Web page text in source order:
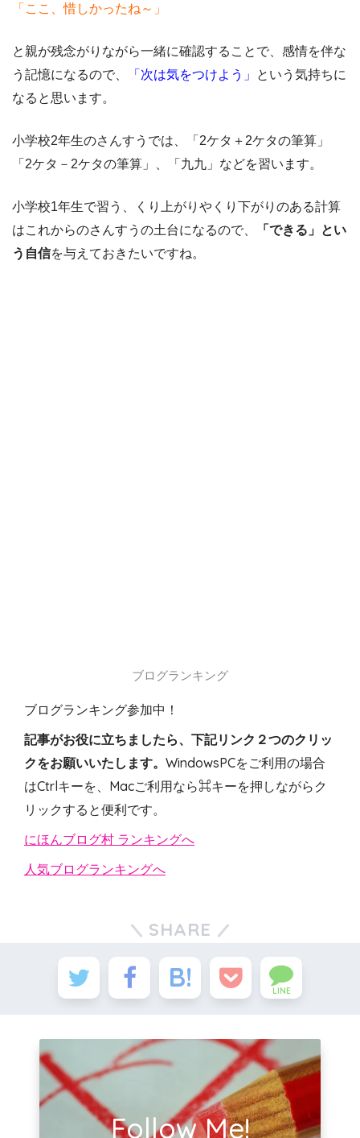
「ここ、惜しかったね～」
と親が残念がりながら一緒に確認することで、感情を伴な
う記憶になるので、
「次は気をつけよう」
という気持ちに
なると思います。
小学校2年生のさんすうでは、「2ケタ＋2ケタの筆算」
「2ケタ－2ケタの筆算」、「九九」などを習います。
小学校1年生で習う、くり上がりやくり下がりのある計算
はこれからのさんすうの土台になるので、
「できる」とい
う自信を与えておきたいですね。
ブログランキング
ブログランキング参加中！
記事がお役に立ちましたら、下記リンク２つのクリッ
クをお願いいたします。 WindowsPCをご利用の場合
はCtrlキーを、Macご利用なら⌘キーを押しながらク
リックすると便利です。
にほんブログ村 ランキングへ
人気ブログランキングへ
SHARE
LINE
Follow Me!